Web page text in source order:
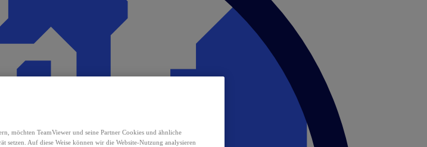
möchten TeamViewer und seine Partner Cookies und ähnliche
setzen. Auf diese Weise können wir die Website-Nutzung analysieren